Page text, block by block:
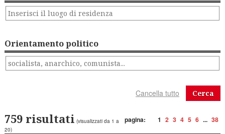
Orientamento politico
Cerca
pagina: 1 2 3 4 5 6 ... 38
759 risultati (visualizzati da 1 a
20)